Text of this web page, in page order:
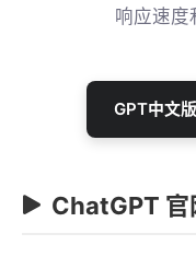
响应速度
GPT中文版
ChatGPT 官